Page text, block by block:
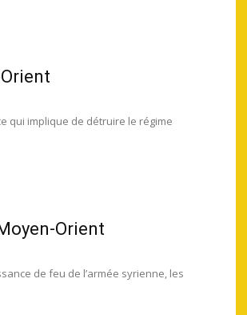
qui implique de détruire le régime
Orient
de feu de l’armée syrienne, les